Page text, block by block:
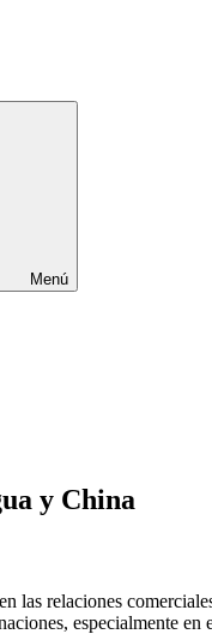
Menú
y China
las relaciones
especialmente en